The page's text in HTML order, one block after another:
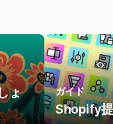
ょ
ガイド
Shopify